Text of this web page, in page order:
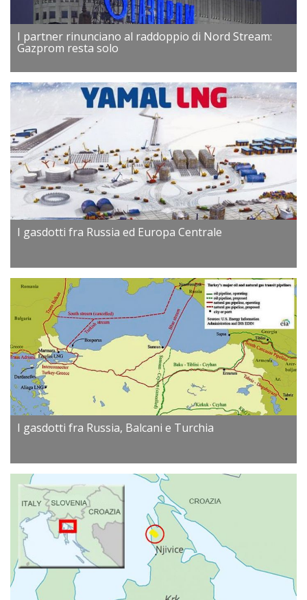
I partner rinunciano al raddoppio di Nord Stream:
Gazprom resta solo
I gasdotti fra Russia ed Europa Centrale
I gasdotti fra Russia, Balcani e Turchia